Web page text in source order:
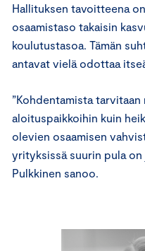
Hallituksen tavoitteena
osaamistaso takaisin
koulutustasoa. Tämän
antavat vielä odottaa
”Kohdentamista tarvitaan
aloituspaikkoihin kuin
olevien osaamisen
yrityksissä suurin pula on
Pulkkinen sanoo.